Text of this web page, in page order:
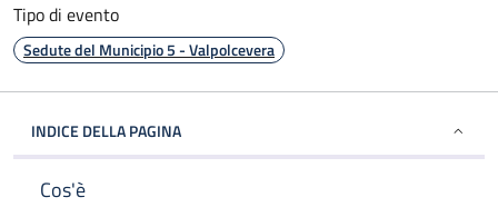
Tipo di evento
Sedute del Municipio 5 - Valpolcevera
INDICE DELLA PAGINA
Cos'è